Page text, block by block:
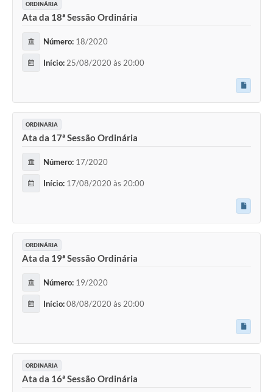
ORDINÁRIA
Ata da 18ª Sessão Ordinária
Número: 18/2020
Início: 25/08/2020 às 20:00
ORDINÁRIA
Ata da 17ª Sessão Ordinária
Número: 17/2020
Início: 17/08/2020 às 20:00
ORDINÁRIA
Ata da 19ª Sessão Ordinária
Número: 19/2020
Início:08/08/2020 às 20:00
ORDINÁRIA
Ata da 16ª Sessão Ordinária